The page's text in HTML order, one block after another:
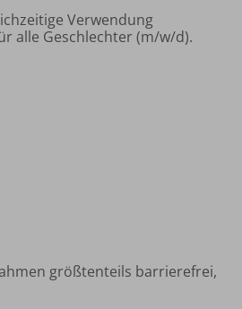
Verwendung
alle Geschlechter (m/w/d).
größtenteils barrierefrei,